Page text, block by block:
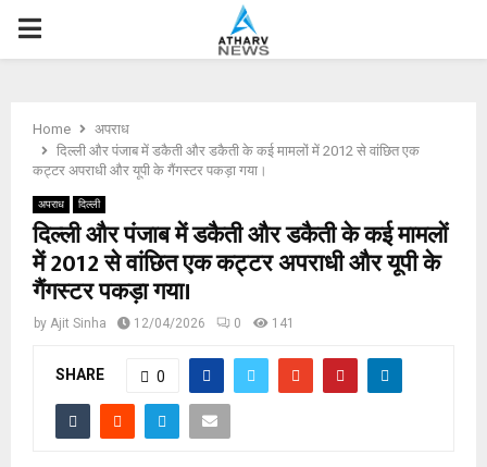
P
M
A
Home
अपराध
दिल्ली और पंजाब में डकैती और डकैती के कई मामलों में 2012 से वांछित एक
कट्टर अपराधी और यूपी के गैंगस्टर पकड़ा गया।
अपराध दिल्ली
दिल्ली और पंजाब में डकैती और डकैती के कई मामलों
में 2012 से वांछित एक कट्टर अपराधी और यूपी के
गैंगस्टर पकड़ा गया।
by Ajit Sinha 12/04/2026 0 141
SHARE 0